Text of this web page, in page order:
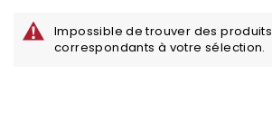
Impossible de trouver des produits
correspondants à votre sélection.